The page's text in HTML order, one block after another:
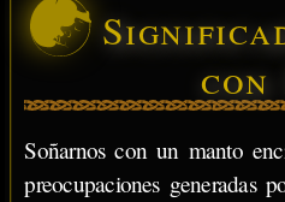
con
Soñarnos con un manto
preocupaciones generadas